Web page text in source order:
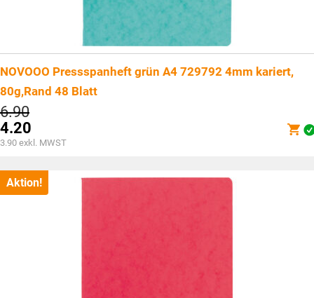
NOVOOO Pressspanheft grün A4 729792 4mm kariert,
80g,Rand 48 Blatt
6.90Ursprünglicher
Preis
war:
CHF6.90
4.20
Aktueller
ist:
CHF4.20.
3.90 exkl. MWST
Aktion!